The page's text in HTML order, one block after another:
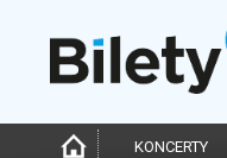
KONCERTY